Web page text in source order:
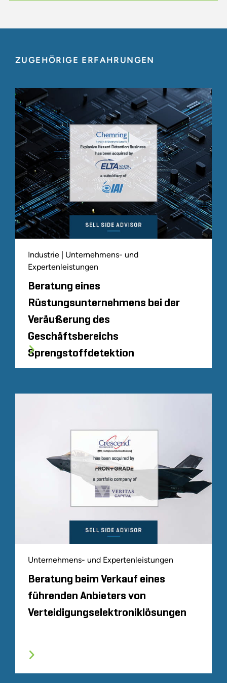
ZUGEHÖRIGE ERFAHRUNGEN
Industrie | Unternehmens- und
Expertenleistungen
Beratung eines
Rüstungsunternehmens bei der
Veräußerung des
Geschäftsbereichs
Sprengstoffdetektion
Unternehmens- und Expertenleistungen
Beratung beim Verkauf eines
führenden Anbieters von
Verteidigungselektroniklösungen